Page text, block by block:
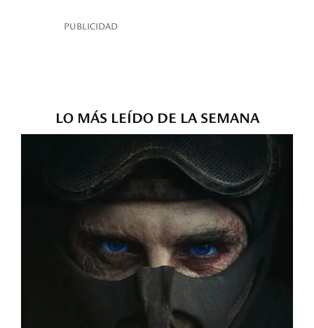
PUBLICIDAD
LO MÁS LEÍDO DE LA SEMANA